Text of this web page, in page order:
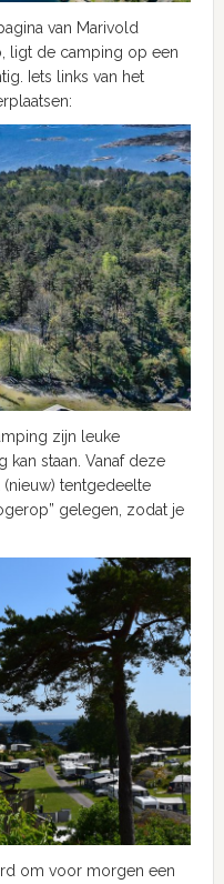
van Marivold
ligt de camping op een
Iets links van het
zijn leuke
kan staan. Vanaf deze
tentgedeelte
gelegen, zodat je
om voor morgen een